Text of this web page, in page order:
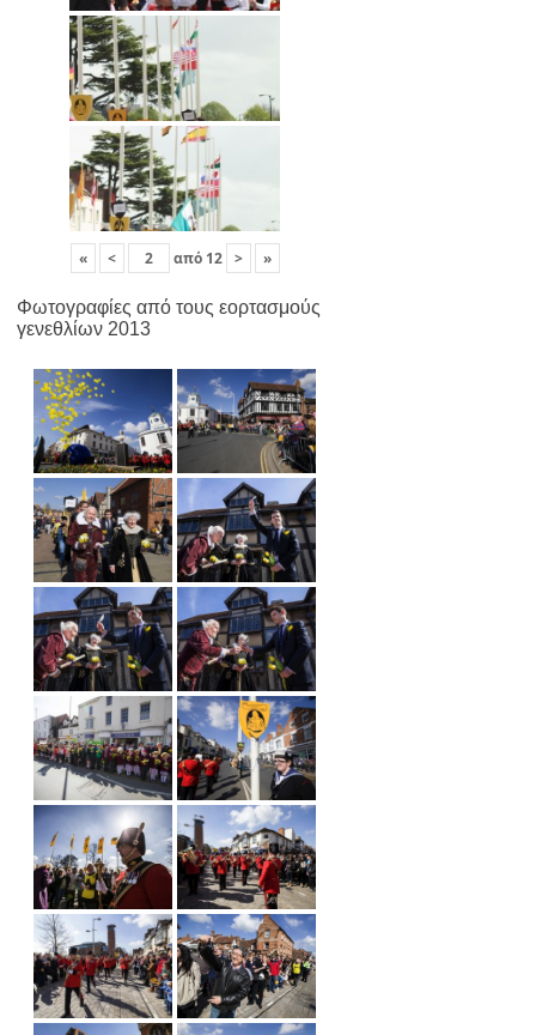
« < από 12 > »
Φωτογραφίες από τους εορτασμούς
γενεθλίων 2013